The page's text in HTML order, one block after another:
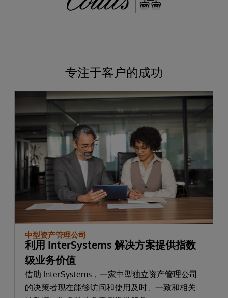
专注于客户的成功
中型资产管理公司
利用 InterSystems 解决方案提供指数
级业务价值
借助 InterSystems，一家中型独立资产管理公司
的决策者现在能够访问和使用及时、一致和相关